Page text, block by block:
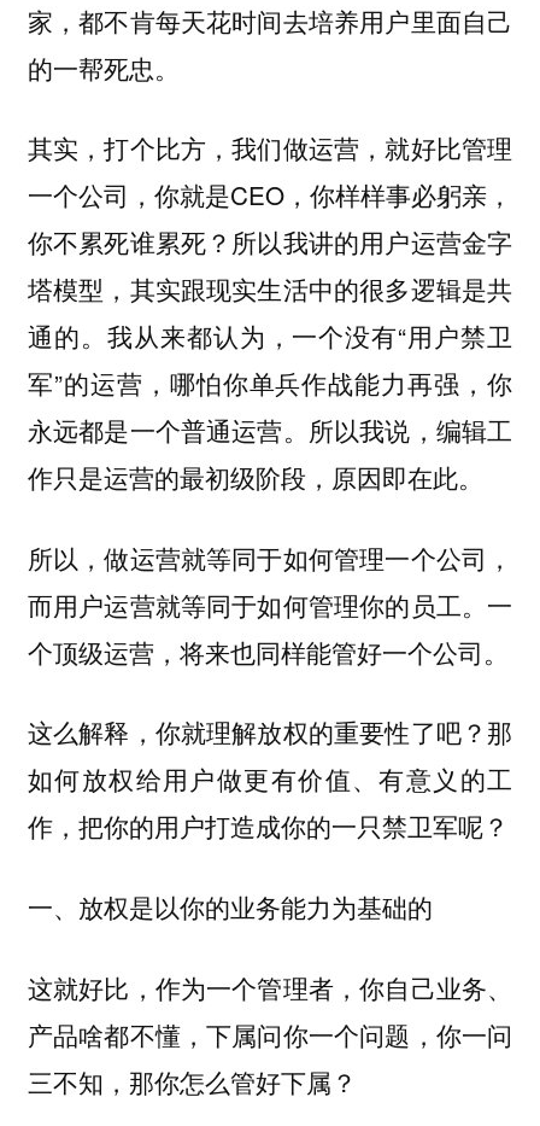
家，都不肯每天花时间去培养用户里面自己
的一帮死忠。
其实，打个比方，我们做运营，就好比管理
一个公司，你就是CEO，你样样事必躬亲，
你不累死谁累死？所以我讲的用户运营金字
塔模型，其实跟现实生活中的很多逻辑是共
通的。我从来都认为，一个没有“用户禁卫
军”的运营，哪怕你单兵作战能力再强，你
永远都是一个普通运营。所以我说，编辑工
作只是运营的最初级阶段，原因即在此。
所以，做运营就等同于如何管理一个公司，
而用户运营就等同于如何管理你的员工。一
个顶级运营，将来也同样能管好一个公司。
这么解释，你就理解放权的重要性了吧？那
如何放权给用户做更有价值、有意义的工
作，把你的用户打造成你的一只禁卫军呢？
一、放权是以你的业务能力为基础的
这就好比，作为一个管理者，你自己业务、
产品啥都不懂，下属问你一个问题，你一问
三不知，那你怎么管好下属？